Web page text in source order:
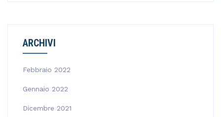
ARCHIVI
Febbraio 2022
Gennaio 2022
Dicembre 2021